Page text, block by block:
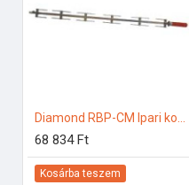
68 834 Ft
Kosárba teszem